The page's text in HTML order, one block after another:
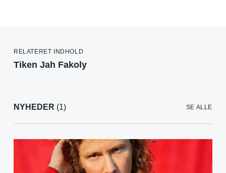
RELATERET INDHOLD
Tiken Jah Fakoly
NYHEDER (1) SE ALLE